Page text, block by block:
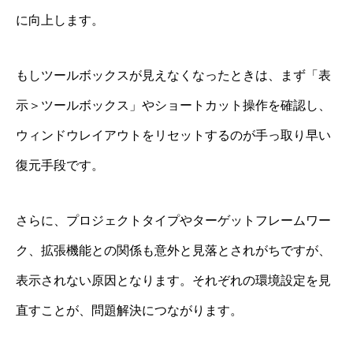
に向上します。
もしツールボックスが見えなくなったときは、まず「表
示＞ツールボックス」やショートカット操作を確認し、
ウィンドウレイアウトをリセットするのが手っ取り早い
復元手段です。
さらに、プロジェクトタイプやターゲットフレームワー
ク、拡張機能との関係も意外と見落とされがちですが、
表示されない原因となります。それぞれの環境設定を見
直すことが、問題解決につながります。